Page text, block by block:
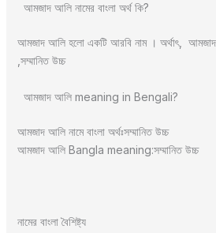
আমজাদ আলি নামের বাংলা অর্থ কি?
আমজাদ আলি হলো একটি আরবি নাম । অর্থাৎ, আমজাদ
,সম্মানিত উচ্চ
আমজাদ আলি meaning in Bengali?
আমজাদ আলি নামে বাংলা অর্থঃসম্মানিত উচ্চ
আমজাদ আলি Bangla meaning:সম্মানিত উচ্চ
নামের বাংলা বৈশিষ্ট্য